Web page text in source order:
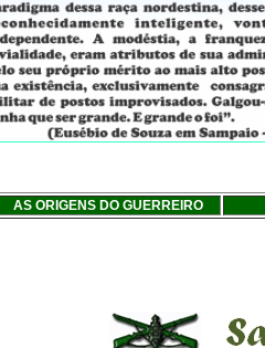
AS ORIGENS DO GUERREIRO